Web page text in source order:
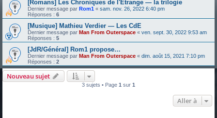
[Romans] Les Chroniques de l'Étrange — la trilogie
Dernier message par Rom1 « sam. nov. 26, 2022 6:40 pm
Réponses : 6
[Musique] Mathieu Verdier — Les CdE
Dernier message par Man From Outerspace « ven. sept. 30, 2022 9:53 am
Réponses : 5
[JdR/Général] Rom1 propose…
Dernier message par Man From Outerspace « dim. août 15, 2021 7:10 pm
Réponses : 2
Nouveau sujet
3 sujets • Page 1 sur 1
Aller à